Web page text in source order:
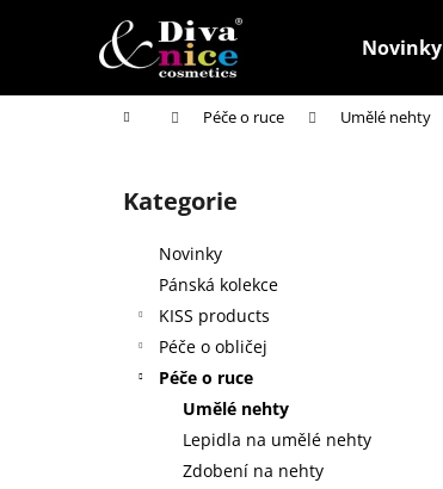
Novinky
Domů Péče o ruce Umělé nehty
Přeskočit
kategorie
Kategorie
Novinky
Pánská kolekce
KISS products
Péče o obličej
Péče o ruce
Umělé nehty
Lepidla na umělé nehty
Zdobení na nehty
í
Zpět
do
Zpět
do